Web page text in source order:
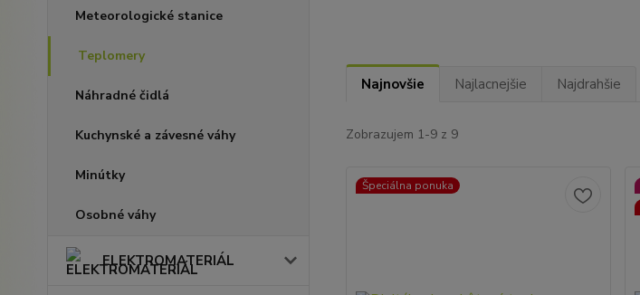
Meteorologické stanice
Teplomery
Náhradné čidlá
Kuchynské a závesné váhy
Minútky
Osobné váhy
ELEKTROMATERIÁL
Najnovšie Najlacnejšie Najdrahšie
Zobrazujem 1-9 z 9
Špeciálna ponuka